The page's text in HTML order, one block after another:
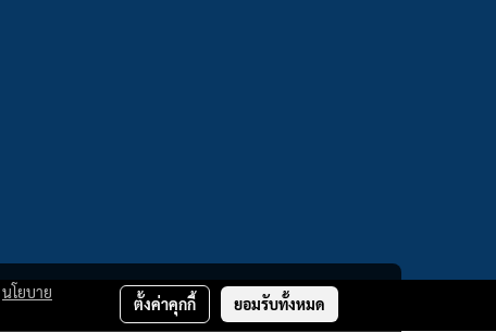
นโยบาย
ตั้งค่าคุกกี้ ยอมรับทั้งหมด